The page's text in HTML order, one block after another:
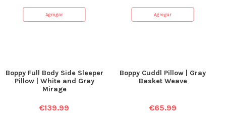
Agregar Agregar
Boppy Full Body Side Sleeper
Pillow | White and Gray
Mirage
€139.99
Boppy Cuddl Pillow | Gray
Basket Weave
€65.99